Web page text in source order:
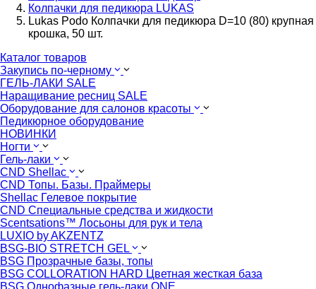
Колпачки для педикюра LUKAS
Lukas Podo Колпачки для педикюра D=10 (80) крупная
крошка, 50 шт.
Каталог товаров
Закупись по-черному
ГЕЛЬ-ЛАКИ SALE
Наращивание ресниц SALE
Оборудование для салонов красоты
Педикюрное оборудование
НОВИНКИ
Ногти
Гель-лаки
CND Shellac
CND Топы. Базы. Праймеры
Shellac Гелевое покрытие
CND Специальные средства и жидкости
Scentsations™ Лосьоны для рук и тела
LUXIO by AKZENTZ
BSG-BIO STRETCH GEL
BSG Прозрачные базы, топы
BSG COLLORATION HARD Цветная жесткая база
BSG Однофазные гель-лаки ONE